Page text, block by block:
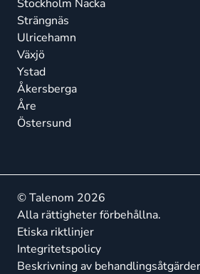
Stockholm Nacka
Strängnäs
Ulricehamn
Växjö
Ystad
Åkersberga
Åre
Östersund
© Talenom 2026
Alla rättigheter förbehållna.
Etiska riktlinjer
Integritetspolicy
Beskrivning av behandlingsåtgärder